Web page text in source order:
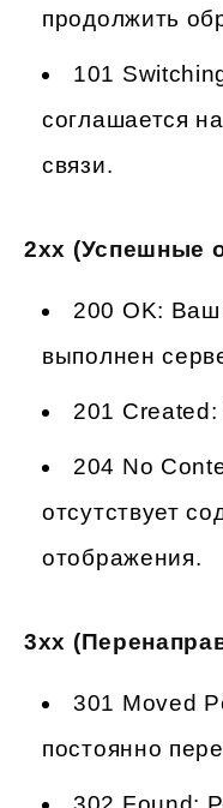
продолжить
101
соглашается
связи.
2xx (Успешные
200 OK: Ваш
выполнен
201
204 No
отсутствует
отображения.
3xx
301 Moved
постоянно